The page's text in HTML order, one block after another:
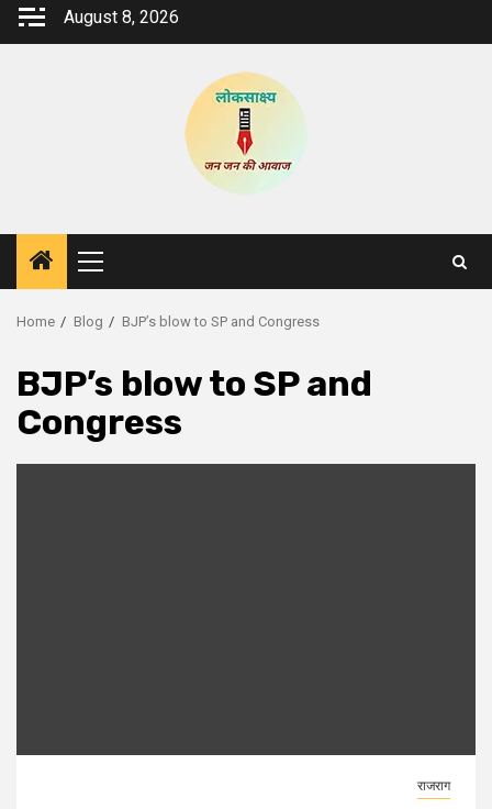
Skip
August 8, 2026
Primary
Menu
Home Blog BJP’s blow to SP and Congress
BJP’s blow to SP and
Congress
राजराग